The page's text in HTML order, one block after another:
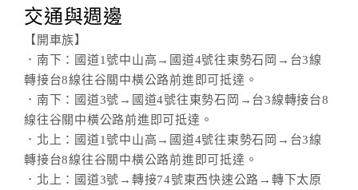
交通與週邊
【開車族】
．南下：國道1號中山高→國道4號往東勢石岡→台3線
轉接台8線往谷關中橫公路前進即可抵達。
．南下：國道3號→國道4號往東勢石岡→台3線轉接台8
線往谷關中橫公路前進即可抵達。
．北上：國道1號中山高→國道4號往東勢石岡→台3線
轉接台8線往谷關中橫公路前進即可抵達。
．北上：國道3號→轉接74號東西快速公路→轉下太原